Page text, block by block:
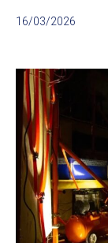
16/03/2026